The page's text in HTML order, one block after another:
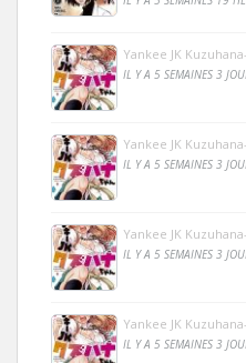
Yankee JK
IL Y A 5 SEMAINES 3
Yankee JK
IL Y A 5 SEMAINES 3
Yankee JK
IL Y A 5 SEMAINES 3
Yankee JK
IL Y A 5 SEMAINES 3